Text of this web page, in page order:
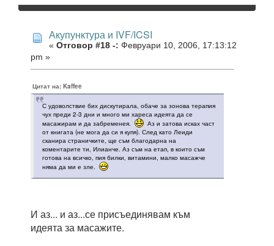
Акупунктура и IVF/ICSI
« Отговор #18 -: Февруари 10, 2006, 17:13:12
pm »
Цитат на: Kaffee
С удоволствие бих дискутирала, обаче за зонова терапия
чух преди 2-3 дни и много ми хареса идеята да се
масажирам и да забременея.
Аз и затова исках част
от книгата (не мога да си я купя). След като Леиди
сканира страничките, ще съм благодарна на
коментарите ти, Илианче. Аз съм на етап, в които съм
готова на всичко, пия билки, витамини, малко масажче
няма да ми е зле.
И аз... и аз...се присъединявам към
идеята за масажите.